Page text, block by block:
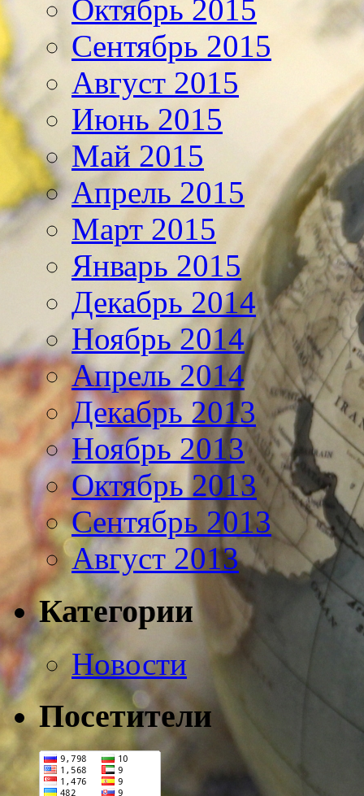
Октябрь 2015
Сентябрь 2015
Август 2015
Июнь 2015
Май 2015
Апрель 2015
Март 2015
Январь 2015
Декабрь 2014
Ноябрь 2014
Апрель 2014
Декабрь 2013
Ноябрь 2013
Октябрь 2013
Сентябрь 2013
Август 2013
Категории
Новости
Посетители